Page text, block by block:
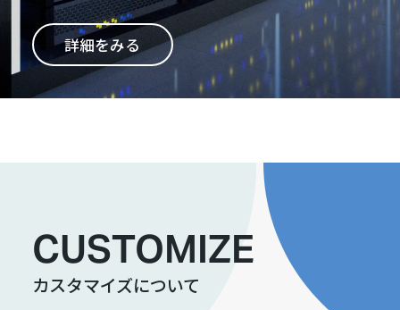
詳細をみる
CUSTOMIZE
カスタマイズについて